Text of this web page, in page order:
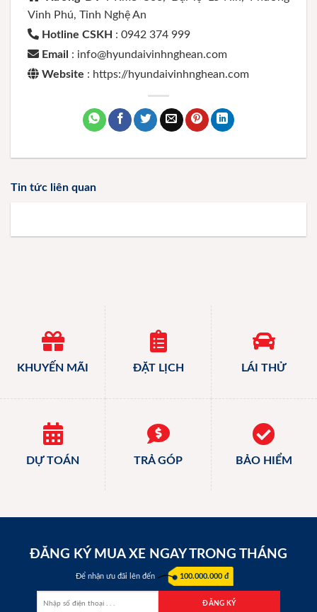
Vinh Phú, Tỉnh Nghệ An
Hotline CSKH : 0942 374 999
Email : info@hyundaivinhnghean.com
Website : https://hyundaivinhnghean.com
Tin tức liên quan
KHUYẾN MÃI ĐẶT LỊCH LÁI THỬ
DỰ TOÁN TRẢ GÓP BẢO HIỂM
ĐĂNG KÝ MUA XE NGAY TRONG THÁNG
Để nhận ưu đãi lên đến 100.000.000 đ